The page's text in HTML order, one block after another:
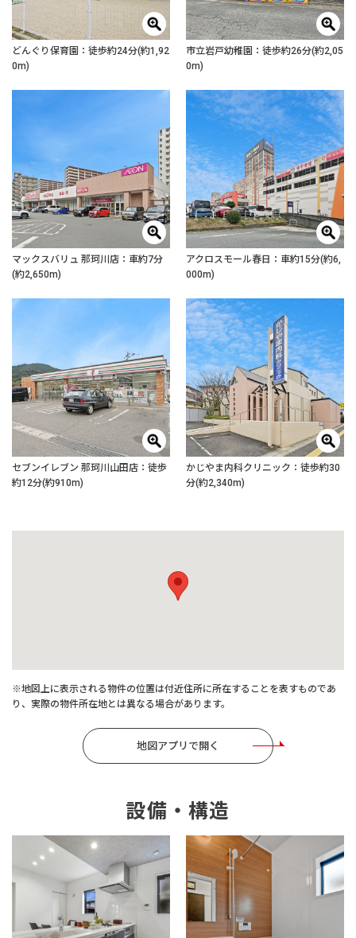
どんぐり保育園：徒歩約24分(約1,92
0m)
市立岩戸幼稚園：徒歩約26分(約2,05
0m)
マックスバリュ 那珂川店：車約7分
(約2,650m)
アクロスモール春日：車約15分(約6,
000m)
セブンイレブン 那珂川山田店：徒歩
約12分(約910m)
かじやま内科クリニック：徒歩約30
分(約2,340m)
※地図上に表示される物件の位置は付近住所に所在することを表すものであ
り、実際の物件所在地とは異なる場合があります。
地図アプリで開く
設備・構造